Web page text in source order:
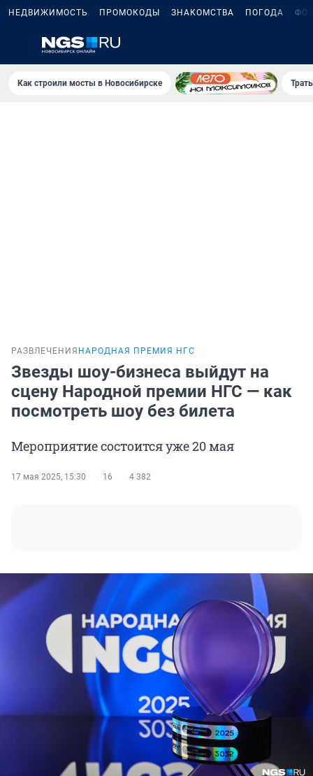
НЕДВИЖИМОСТЬ ПРОМОКОДЫ ЗНАКОМСТВА ПОГОДА
Как строили мосты в Новосибирске
РАЗВЛЕЧЕНИЯ НАРОДНАЯ ПРЕМИЯ НГС
Звезды шоу-бизнеса выйдут на
сцену Народной премии НГС — как
посмотреть шоу без билета
Мероприятие состоится уже 20 мая
17 мая 2025, 15:30 16 4 382